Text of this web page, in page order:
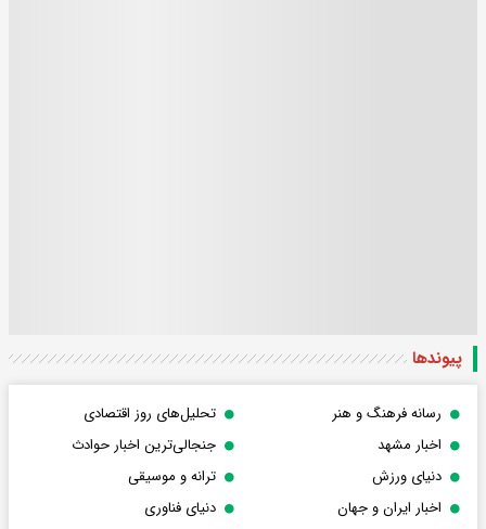
پیوندها
رسانه فرهنگ و هنر
تحلیل‌های روز اقتصادی
اخبار مشهد
جنجالی‌ترین اخبار حوادث
دنیای ورزش
ترانه و موسیقی
اخبار ایران و جهان
دنیای فناوری